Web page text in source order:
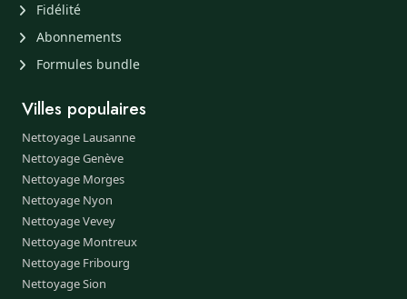
Fidélité
Abonnements
Formules bundle
Villes populaires
Nettoyage Lausanne
Nettoyage Genève
Nettoyage Morges
Nettoyage Nyon
Nettoyage Vevey
Nettoyage Montreux
Nettoyage Fribourg
Nettoyage Sion